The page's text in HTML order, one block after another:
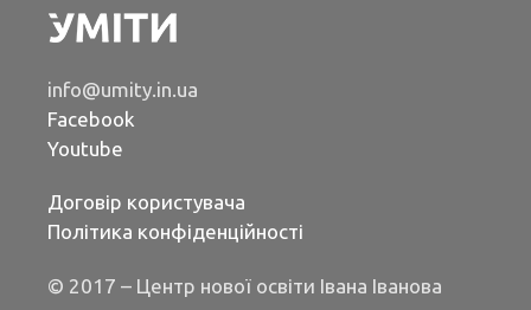
info@umity.in.ua
Facebook
Youtube
Договір користувача
Політика конфіденційності
© 2017 – Центр нової освіти Івана Іванова